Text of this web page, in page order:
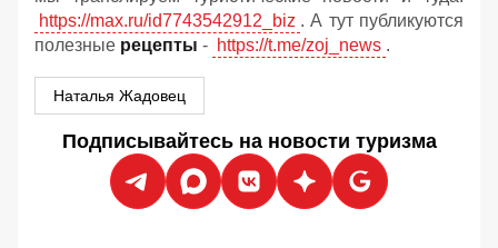
https://max.ru/id7743542912_biz . А тут публикуются
полезные рецепты - https://t.me/zoj_news .
Наталья Жадовец
Подписывайтесь на новости туризма